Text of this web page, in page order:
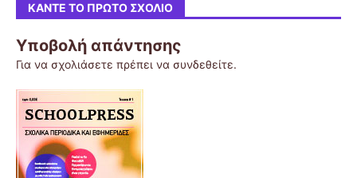
ΚΆΝΤΕ ΤΟ ΠΡΏΤΟ ΣΧΌΛΙΟ
Υποβολή απάντησης
Για να σχολιάσετε πρέπει να συνδεθείτε.